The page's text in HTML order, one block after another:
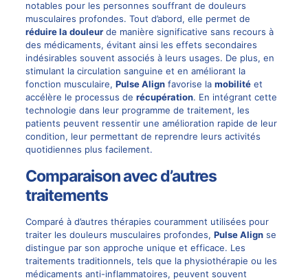
notables pour les personnes souffrant de douleurs
musculaires profondes. Tout d’abord, elle permet de
réduire la douleurde manière significative sans recours à
des médicaments, évitant ainsi les effets secondaires
indésirables souvent associés à leurs usages. De plus, en
stimulant la circulation sanguine et en améliorant la
fonction musculaire, Pulse Alignfavorise la mobilitéet
accélère le processus de récupération. En intégrant cette
technologie dans leur programme de traitement, les
patients peuvent ressentir une amélioration rapide de leur
condition, leur permettant de reprendre leurs activités
quotidiennes plus facilement.
Comparaison avec d’autres
traitements
Comparé à d’autres thérapies couramment utilisées pour
traiter les douleurs musculaires profondes, Pulse Alignse
distingue par son approche unique et efficace. Les
traitements traditionnels, tels que la physiothérapie ou les
médicaments anti-inflammatoires, peuvent souvent